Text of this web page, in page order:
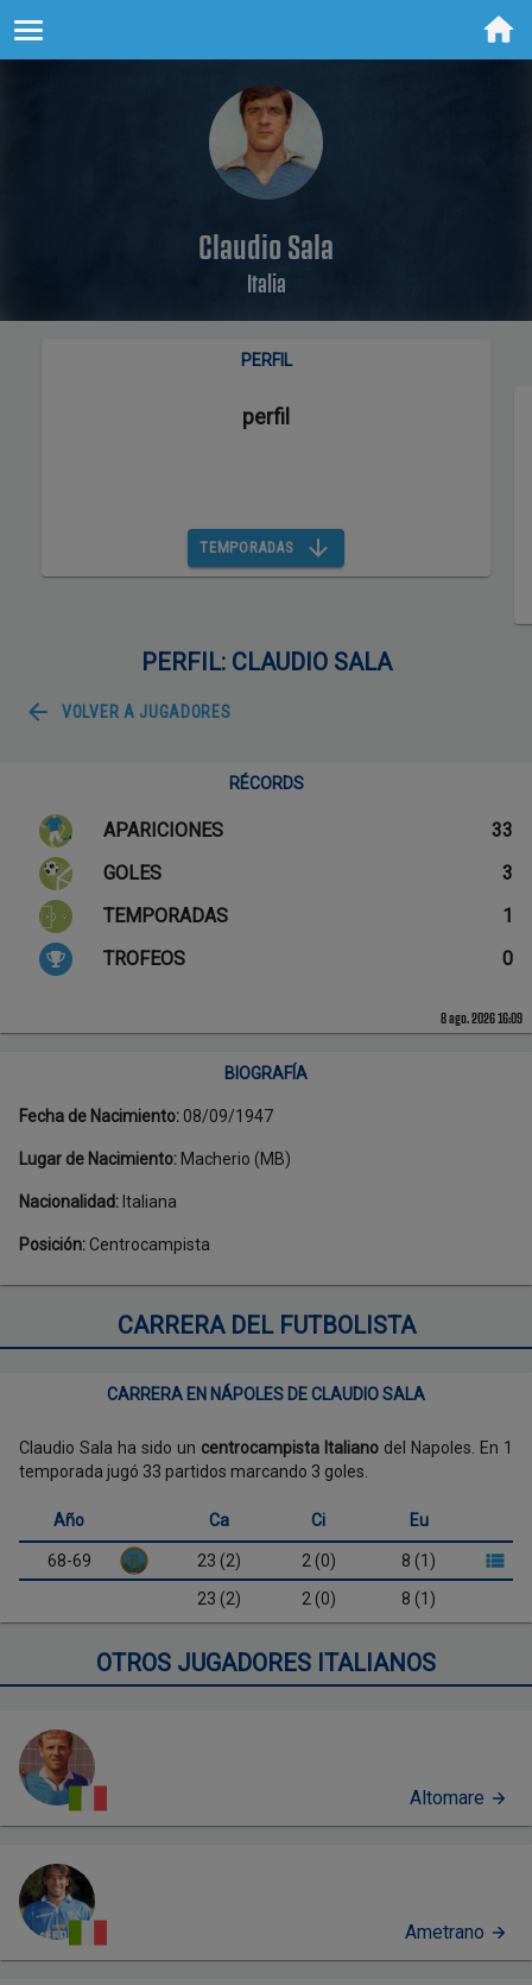
Claudio Sala
Italia
PERFIL
perfil
TEMPORADAS
PERFIL: CLAUDIO SALA
VOLVER A JUGADORES
RÉCORDS
APARICIONES
33
GOLES
3
TEMPORADAS
1
TROFEOS
0
8 ago. 2026 16:09
BIOGRAFÍA
Fecha de Nacimiento:08/09/1947
Lugar de Nacimiento: Macherio (MB)
Nacionalidad: Italiana
Posición:Centrocampista
CARRERA DEL FUTBOLISTA
CARRERA EN NÁPOLES DE CLAUDIO SALA
Claudio Sala ha sido un centrocampista Italiano del Napoles. En 1
temporada jugó 33 partidos marcando 3 goles.
Año Ca Ci Eu
68-69 23 (2) 2 (0)
8 (1)
23 (2)
2 (0) 8 (1)
OTROS JUGADORES ITALIANOS
Altomare
Ametrano